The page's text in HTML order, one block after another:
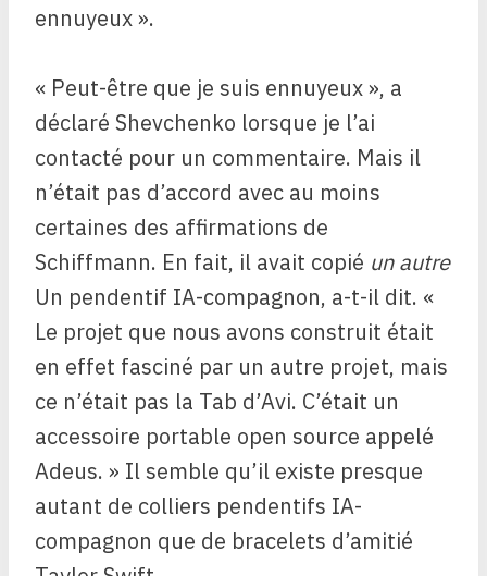
ennuyeux ».
« Peut-être que je suis ennuyeux », a
déclaré Shevchenko lorsque je l’ai
contacté pour un commentaire. Mais il
n’était pas d’accord avec au moins
certaines des affirmations de
Schiffmann. En fait, il avait copié un autre
Un pendentif IA-compagnon, a-t-il dit. «
Le projet que nous avons construit était
en effet fasciné par un autre projet, mais
ce n’était pas la Tab d’Avi. C’était un
accessoire portable open source appelé
Adeus. » Il semble qu’il existe presque
autant de colliers pendentifs IA-
compagnon que de bracelets d’amitié